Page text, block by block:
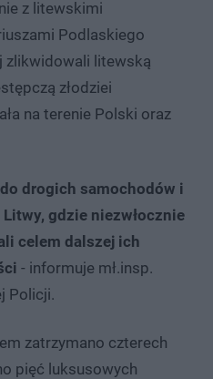
z litewskimi
Podlaskiego
zlikwidowali litewską
złodziei
na terenie Polski oraz
drogich samochodów i
gdzie niezwłocznie
celem dalszej ich
- informuje mł.insp.
Policji.
zatrzymano czterech
pięć luksusowych